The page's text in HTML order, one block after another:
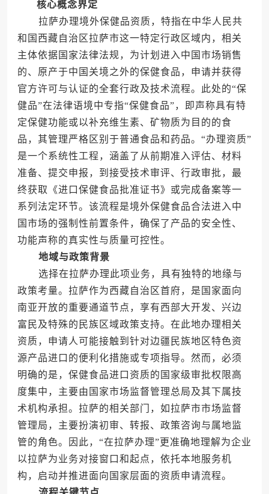
核心概念界定
拉萨办理境外保健品资质，特指在中华人民共
和国西藏自治区拉萨市这一特定行政区域内，相关
主体依据国家法律法规，为计划进入中国市场销售
的、原产于中国关境之外的保健食品，申请并获得
官方许可与认证的全套行政及技术流程。此处的“保
健品”在法律语境中专指“保健食品”，即声称具有特
定保健功能或以补充维生素、矿物质为目的的食
品，其管理严格区别于普通食品和药品。“办理资质”
是一个系统性工程，涵盖了从前期准入评估、材料
准备、提交申报，到接受技术审评、行政审批，最
终获取《进口保健食品批准证书》或完成备案等一
系列法定环节。该流程是境外保健食品合法进入中
国市场的强制性前置条件，确保了产品的安全性、
功能声称的真实性与质量可控性。
地域与政策背景
选择在拉萨办理此项业务，具有独特的地缘与
政策考量。拉萨作为西藏自治区首府，是国家面向
南亚开放的重要通道节点，享有西部大开发、兴边
富民及特殊的民族区域政策支持。在此地办理相关
资质，申请人可能接触到针对边疆民族地区特色资
源产品进口的便利化措施或专项指导。然而，必须
明确的是，保健食品进口资质的国家级审批权限高
度集中，主要由国家市场监督管理总局及其下属技
术机构承担。拉萨的相关部门，如拉萨市市场监督
管理局，主要扮演初审、转报、政策咨询与属地监
管的角色。因此，“在拉萨办理”更准确地理解为企业
以拉萨为业务对接窗口和起点，依托本地服务机
构，启动并推进面向国家层面的资质申请流程。